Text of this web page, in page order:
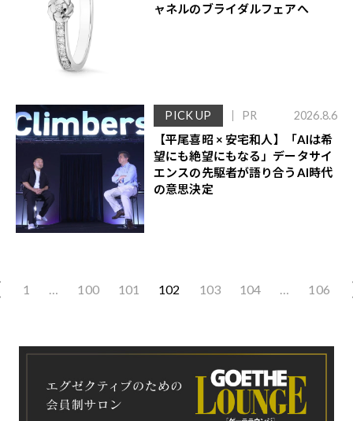
ャネルのブライダルフェアへ
PICK UP PR 2026.8.6
【平尾喜昭 × 安宅和人】「AIは希
望にも絶望にもなる」データサイ
エンスの先駆者が語り合うAI時代
の意思決定
1 … 100 101 102 103 104 … 106